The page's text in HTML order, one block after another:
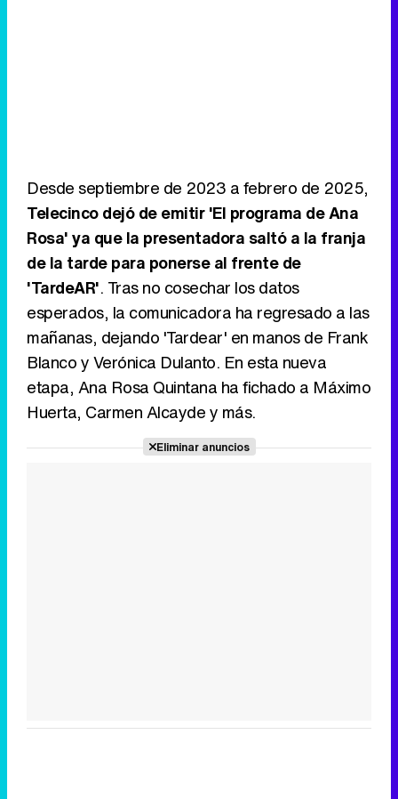
Desde septiembre de 2023 a febrero de 2025,
Telecinco dejó de emitir 'El programa de Ana
Rosa' ya que la presentadora saltó a la franja
de la tarde para ponerse al frente de
'TardeAR'. Tras no cosechar los datos
esperados, la comunicadora ha regresado a las
mañanas, dejando 'Tardear' en manos de Frank
Blanco y Verónica Dulanto. En esta nueva
etapa, Ana Rosa Quintana ha fichado a Máximo
Huerta, Carmen Alcayde y más.
Eliminar anuncios